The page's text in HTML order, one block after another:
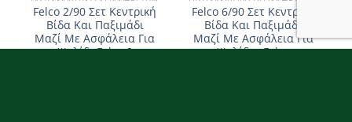
Felco 2/90 Σετ Κεντρική
Βίδα Και Παξιμάδι
Μαζί Με Ασφάλεια Για
Ψαλίδι Felco 2
Felco 6/90 Σετ Κεντρική
Βίδα Και Παξιμάδι
Μαζί Με Ασφάλεια Για
Ψαλίδια Felco